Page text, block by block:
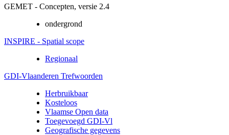
GEMET - Concepten, versie 2.4
ondergrond
INSPIRE - Spatial scope
Regionaal
GDI-Vlaanderen Trefwoorden
Herbruikbaar
Kosteloos
Vlaamse Open data
Toegevoegd GDI-Vl
Geografische gegevens